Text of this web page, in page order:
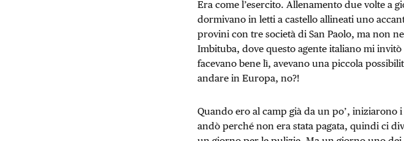
Era come l’esercito. Allenamento due volte a
dormivano in letti a castello allineati uno
provini con tre società di San Paolo, ma non
Imbituba, dove questo agente italiano mi
facevano bene lì, avevano una piccola
andare in Europa, no?!
Quando ero al camp già da un po’,
andò perché non era stata pagata, quindi ci